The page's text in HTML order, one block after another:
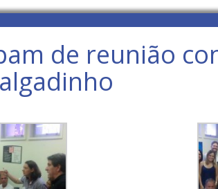
de reunião